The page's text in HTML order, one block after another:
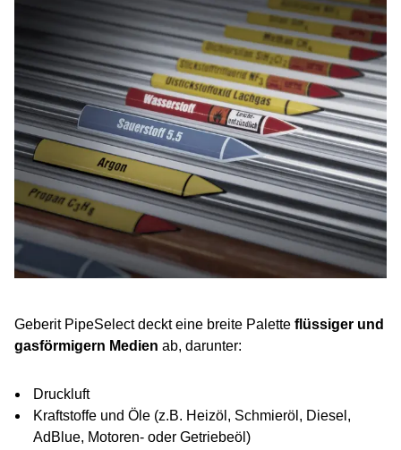
Geberit PipeSelect deckt eine breite Palette flüssiger und
gasförmigern Medien ab, darunter:
Druckluft
Kraftstoffe und Öle (z.B. Heizöl, Schmieröl, Diesel,
AdBlue, Motoren- oder Getriebeöl)